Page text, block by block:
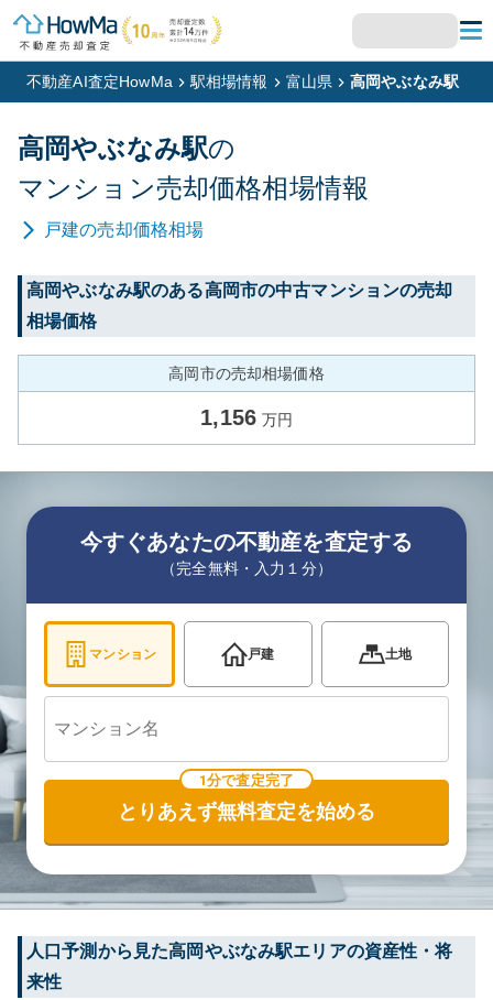
不動産AI査定HowMa 駅相場情報 富山県 高岡やぶなみ駅
高岡やぶなみ駅の
マンション売却価格相場情報
戸建の売却価格相場
高岡やぶなみ駅のある高岡市の中古マンションの売却
相場価格
高岡市の売却相場価格
1,156 万円
今すぐあなたの不動産を査定する
（完全無料・入力１分）
マンション 戸建 土地
1分で査定完了
とりあえず無料査定を始める
人口予測から見た高岡やぶなみ駅エリアの資産性・将
来性